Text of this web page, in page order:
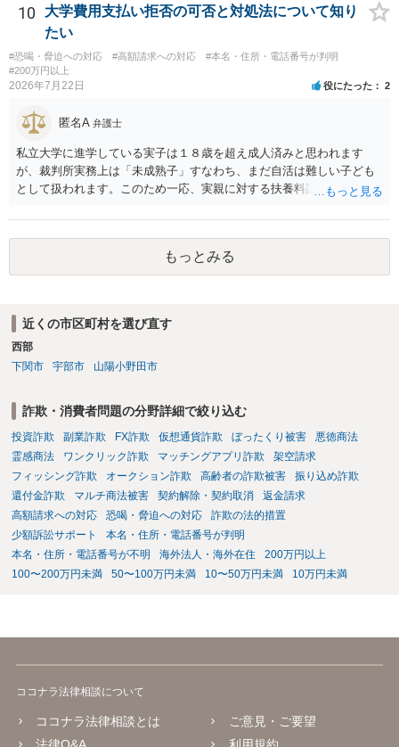
して、要求された金額(1000円程度)の電子マネーを送信してしまいま
した。 そこから、撮影するまで暇なので顔の雰囲気の写真を交換して
欲しい、住んでいる都道府県と区を教えてと言われたので教えたりと
言ったやり取りをしていました。 というやりとりは、青少年条例違反
（わいせつ行為）の疑いがあります。18歳未満と知らなくても処罰可
10
大学費用支払い拒否の可否と対処法について知り
たい
#恐喝・脅迫への対応 #高額請求への対応
#本名・住所・電話番号が判明
#200万円以上
2026年7月22日 役にたった 2
匿名A 弁護士
私立大学に進学している実子は１８歳を超え成人済みと思われます
が、裁判所実務上は「未成熟子」すなわち、まだ自活は難しい子ども
として扱われます。このため一応、実親に対する扶養料請求として法
者宛に養育費を支払っており、当該養育費は実子の進学費用の趣旨も
一部含まれています。また、私立大学進学について貴殿が了解したわ
けではないという事情も存在します。 こうした場合には、支払を拒ん
だとしても学費の請求が裁判所によって強制される可能性は低いとい
もっとみる
近くの市区町村を選び直す
西部
下関市
宇部市 山陽小野田市
詐欺・消費者問題の分野詳細で絞り込む
投資詐欺 副業詐欺 FX詐欺 仮想通貨詐欺 ぼったくり被害
悪徳商法
霊感商法
ワンクリック詐欺 マッチングアプリ詐欺
架空請求
フィッシング詐欺
オークション詐欺 高齢者の詐欺被害
振り込め詐欺
還付金詐欺
マルチ商法被害 契約解除・契約取消
返金請求
高額請求への対応
恐喝・脅迫への対応
詐欺の法的措置
少額訴訟サポート
本名・住所・電話番号が判明
本名・住所・電話番号が不明
海外法人・海外在住
200万円以上
100〜200万円未満
50〜100万円未満 10〜50万円未満 10万円未満
ココナラ法律相談について
ココナラ法律相談とは
法律Q&A
ご意見・ご要望
利用規約